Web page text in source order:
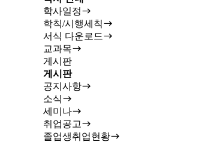
학사일정
학칙/시행세칙
서식 다운로드
교과목
게시판
게시판
공지사항
소식
세미나
취업공고
졸업생취업현황